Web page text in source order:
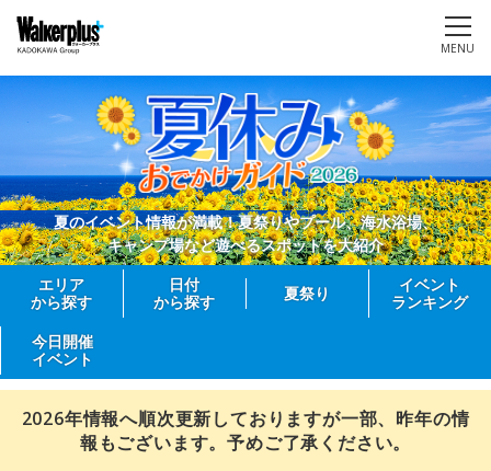
MENU
夏のイベント情報が満載！夏祭りやプール、海水浴場、
キャンプ場など遊べるスポットを大紹介
エリア
から探す
日付
から探す
夏祭り
イベント
ランキング
今日開催
イベント
2026年情報へ順次更新しておりますが一部、昨年の情
報もございます。予めご了承ください。